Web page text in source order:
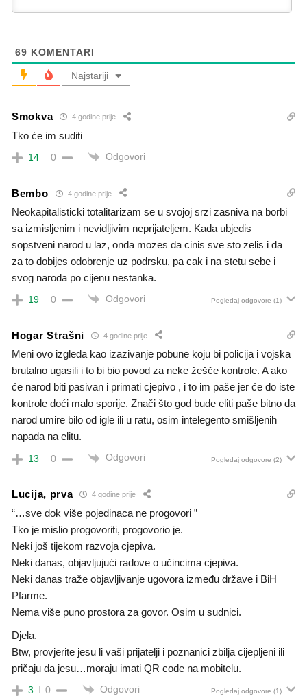
69 KOMENTARI
Najstariji
Smokva 4 godine prije
Tko će im suditi
14 0 Odgovori
Bembo 4 godine prije
Neokapitalisticki totalitarizam se u svojoj srzi zasniva na borbi
sa izmisljenim i nevidljivim neprijateljem. Kada ubjedis
sopstveni narod u laz, onda mozes da cinis sve sto zelis i da
za to dobijes odobrenje uz podrsku, pa cak i na stetu sebe i
svog naroda po cijenu nestanka.
19 0 Odgovori Pogledaj odgovore (1)
Hogar Strašni 4 godine prije
Meni ovo izgleda kao izazivanje pobune koju bi policija i vojska
brutalno ugasili i to bi bio povod za neke žešče kontrole. A ako
će narod biti pasivan i primati cjepivo , i to im paše jer će do iste
kontrole doći malo sporije. Znači što god bude eliti paše bitno da
narod umire bilo od igle ili u ratu, osim intelegento smišljenih
napada na elitu.
13 0 Odgovori Pogledaj odgovore (2)
Lucija, prva 4 godine prije
“…sve dok više pojedinaca ne progovori ”
Tko je mislio progovoriti, progovorio je.
Neki još tijekom razvoja cjepiva.
Neki danas, objavljujući radove o učincima cjepiva.
Neki danas traže objavljivanje ugovora između države i BiH
Pfarme.
Nema više puno prostora za govor. Osim u sudnici.
Djela.
Btw, provjerite jesu li vaši prijatelji i poznanici zbilja cijepljeni ili
pričaju da jesu…moraju imati QR code na mobitelu.
3 0 Odgovori Pogledaj odgovore (1)